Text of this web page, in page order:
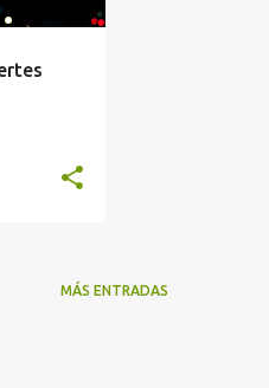
MÁS ENTRADAS